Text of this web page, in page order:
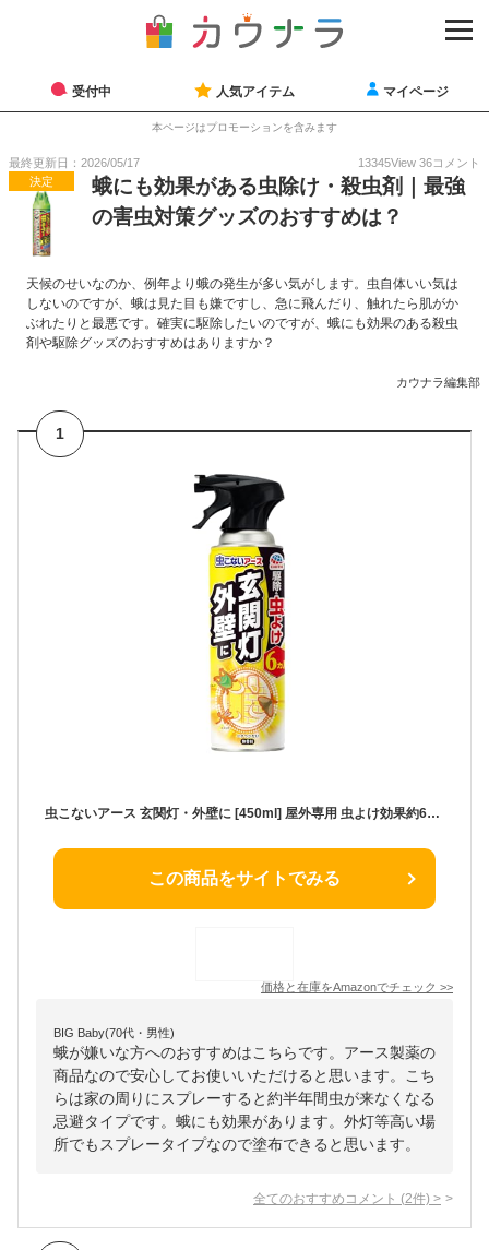
受付中 人気アイテム マイページ
本ページはプロモーションを含みます
最終更新日：2026/05/17 13345View 36コメント
決定
蛾にも効果がある虫除け・殺虫剤｜最強
の害虫対策グッズのおすすめは？
天候のせいなのか、例年より蛾の発生が多い気がします。虫自体いい気は
しないのですが、蛾は見た目も嫌ですし、急に飛んだり、触れたら肌がか
ぶれたりと最悪です。確実に駆除したいのですが、蛾にも効果のある殺虫
剤や駆除グッズのおすすめはありますか？
カウナラ編集部
1
虫こないアース 玄関灯・外壁に [450ml] 屋外専用 虫よけ効果約6ヵ月続く長日数持続タイプ カメムシ 羽アリ ガ (アース製薬)
この商品をサイトでみる
価格と在庫をAmazonでチェック >>
BIG Baby(70代・男性)
蛾が嫌いな方へのおすすめはこちらです。アース製薬の
商品なので安心してお使いいただけると思います。こち
らは家の周りにスプレーすると約半年間虫が来なくなる
忌避タイプです。蛾にも効果があります。外灯等高い場
所でもスプレータイプなので塗布できると思います。
全てのおすすめコメント (2件) >